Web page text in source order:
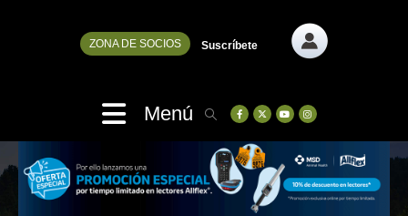
ZONA DE SOCIOS Suscríbete
Menú